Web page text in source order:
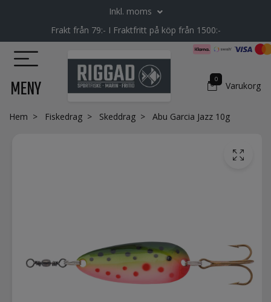
Inkl. moms
Frakt från 79:- I Fraktfritt på köp från 1500:-
MENY 0
Varukorg
Hem Fiskedrag Skeddrag Abu Garcia Jazz 10g